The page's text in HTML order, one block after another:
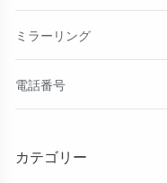
ミラーリング
電話番号
カテゴリー